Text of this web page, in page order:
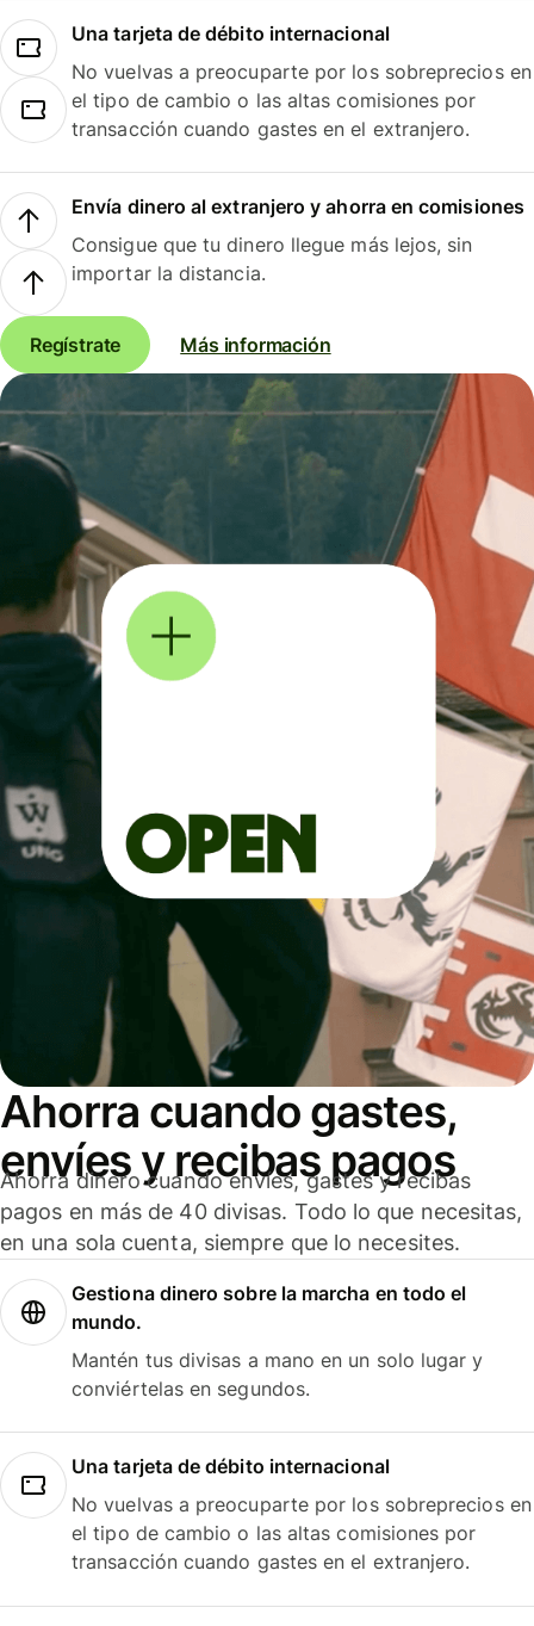
Una tarjeta de débito internacional
No vuelvas a preocuparte por los sobreprecios en
el tipo de cambio o las altas comisiones por
transacción cuando gastes en el extranjero.
Envía dinero al extranjero y ahorra en comisiones
Consigue que tu dinero llegue más lejos, sin
importar la distancia.
Regístrate Más información
Ahorra cuando gastes,
envíes y recibas pagos
Ahorra dinero cuando envíes, gastes y recibas
pagos en más de 40 divisas. Todo lo que necesitas,
en una sola cuenta, siempre que lo necesites.
Gestiona dinero sobre la marcha en todo el
mundo.
Mantén tus divisas a mano en un solo lugar y
conviértelas en segundos.
Una tarjeta de débito internacional
No vuelvas a preocuparte por los sobreprecios en
el tipo de cambio o las altas comisiones por
transacción cuando gastes en el extranjero.